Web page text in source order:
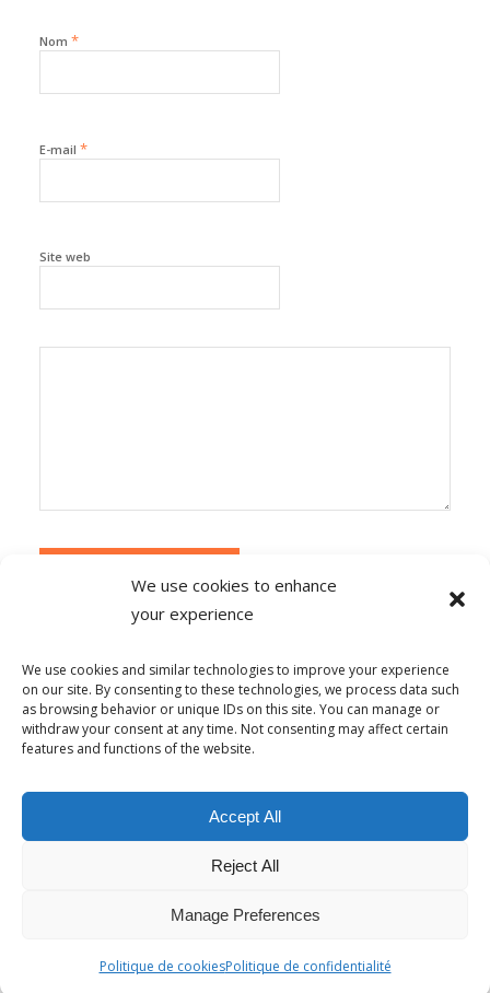
We use cookies to enhance
your experience
We use cookies and similar technologies to improve your experience
on our site. By consenting to these technologies, we process data such
as browsing behavior or unique IDs on this site. You can manage or
withdraw your consent at any time. Not consenting may affect certain
features and functions of the website.
Accept All
Reject All
Manage Preferences
Politique de cookiesPolitique de confidentialité
Nom *
E-mail *
Site web
Ce site utilise Akismet pour réduire les
données de vos commentaires sont traitées.
© Copyright - Alpha-b 2019-2026 -powered by Enfold WordPress
Conditions générales de vente Politique de confidentialité